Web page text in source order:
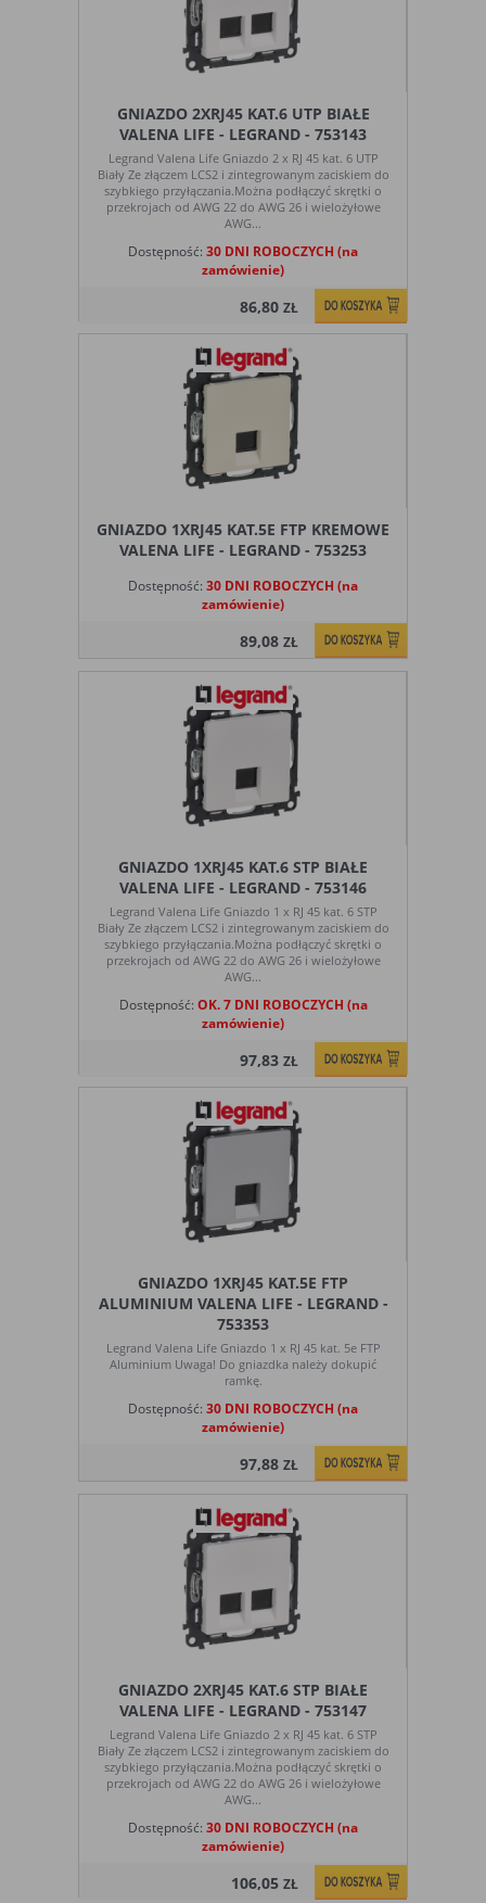
GNIAZDO 2XRJ45 KAT.6 UTP BIAŁE
VALENA LIFE - LEGRAND - 753143
Legrand Valena Life Gniazdo 2 x RJ 45 kat. 6 UTP
Biały Ze złączem LCS2 i zintegrowanym zaciskiem do
szybkiego przyłączania.Można podłączyć skrętki o
przekrojach od AWG 22 do AWG 26 i wielożyłowe
AWG...
Dostępność: 30 DNI ROBOCZYCH (na
zamówienie)
86,80ZŁ
GNIAZDO 1XRJ45 KAT.5E FTP KREMOWE
VALENA LIFE - LEGRAND - 753253
Dostępność: 30 DNI ROBOCZYCH (na
zamówienie)
89,08ZŁ
GNIAZDO 1XRJ45 KAT.6 STP BIAŁE
VALENA LIFE - LEGRAND - 753146
Legrand Valena Life Gniazdo 1 x RJ 45 kat. 6 STP
Biały Ze złączem LCS2 i zintegrowanym zaciskiem do
szybkiego przyłączania.Można podłączyć skrętki o
przekrojach od AWG 22 do AWG 26 i wielożyłowe
AWG...
Dostępność: OK. 7 DNI ROBOCZYCH (na
zamówienie)
97,83ZŁ
GNIAZDO 1XRJ45 KAT.5E FTP
ALUMINIUM VALENA LIFE - LEGRAND -
753353
Legrand Valena Life Gniazdo 1 x RJ 45 kat. 5e FTP
Aluminium Uwaga! Do gniazdka należy dokupić
ramkę.
Dostępność: 30 DNI ROBOCZYCH (na
zamówienie)
97,88ZŁ
GNIAZDO 2XRJ45 KAT.6 STP BIAŁE
VALENA LIFE - LEGRAND - 753147
Legrand Valena Life Gniazdo 2 x RJ 45 kat. 6 STP
Biały Ze złączem LCS2 i zintegrowanym zaciskiem do
szybkiego przyłączania.Można podłączyć skrętki o
przekrojach od AWG 22 do AWG 26 i wielożyłowe
AWG...
Dostępność: 30 DNI ROBOCZYCH (na
zamówienie)
106,05ZŁ